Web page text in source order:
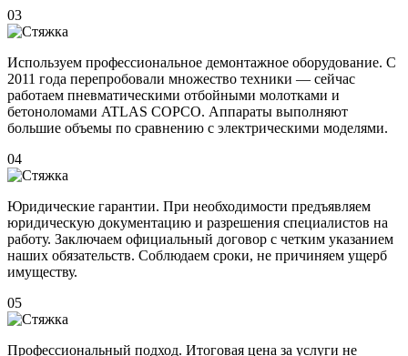
03
Используем профессиональное демонтажное оборудование. С
2011 года перепробовали множество техники — сейчас
работаем пневматическими отбойными молотками и
бетоноломами ATLAS COPCO. Аппараты выполняют
большие объемы по сравнению с электрическими моделями.
04
Юридические гарантии. При необходимости предъявляем
юридическую документацию и разрешения специалистов на
работу. Заключаем официальный договор с четким указанием
наших обязательств. Соблюдаем сроки, не причиняем ущерб
имуществу.
05
Профессиональный подход. Итоговая цена за услуги не